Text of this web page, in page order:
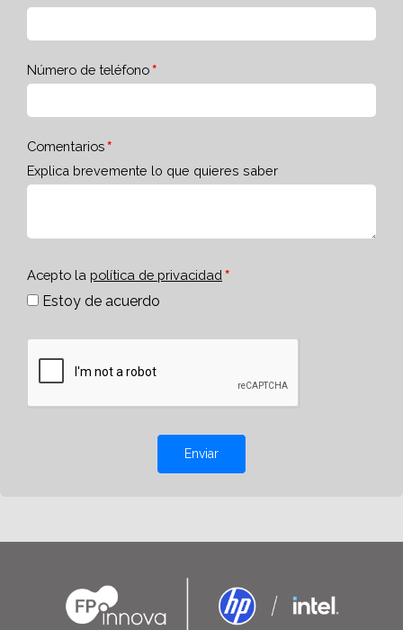
Número de teléfono
Comentarios
Explica brevemente lo que quieres saber
Acepto la política de privacidad
Estoy de acuerdo
Enviar